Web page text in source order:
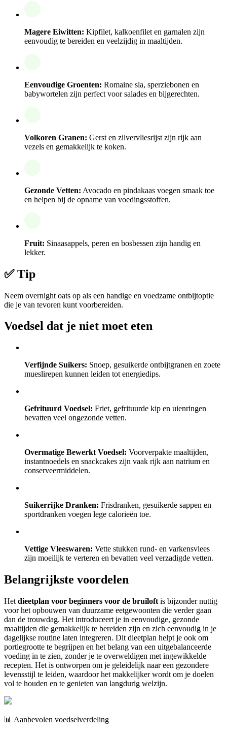
Magere Eiwitten: Kipfilet, kalkoenfilet en garnalen zijn
eenvoudig te bereiden en veelzijdig in maaltijden.
Eenvoudige Groenten: Romaine sla, sperziebonen en
babywortelen zijn perfect voor salades en bijgerechten.
Volkoren Granen: Gerst en zilvervliesrijst zijn rijk aan
vezels en gemakkelijk te koken.
Gezonde Vetten: Avocado en pindakaas voegen smaak toe
en helpen bij de opname van voedingsstoffen.
Fruit: Sinaasappels, peren en bosbessen zijn handig en
lekker.
✅ Tip
Neem overnight oats op als een handige en voedzame ontbijtoptie
die je van tevoren kunt voorbereiden.
Voedsel dat je niet moet eten
Verfijnde Suikers: Snoep, gesuikerde ontbijtgranen en zoete
mueslirepen kunnen leiden tot energiedips.
Gefrituurd Voedsel: Friet, gefrituurde kip en uienringen
bevatten veel ongezonde vetten.
Overmatige Bewerkt Voedsel: Voorverpakte maaltijden,
instantnoedels en snackcakes zijn vaak rijk aan natrium en
conserveermiddelen.
Suikerrijke Dranken: Frisdranken, gesuikerde sappen en
sportdranken voegen lege calorieën toe.
Vettige Vleeswaren: Vette stukken rund- en varkensvlees
zijn moeilijk te verteren en bevatten veel verzadigde vetten.
Belangrijkste voordelen
Het dieetplan voor beginners voor de bruiloft is bijzonder nuttig
voor het opbouwen van duurzame eetgewoonten die verder gaan
dan de trouwdag. Het introduceert je in eenvoudige, gezonde
maaltijden die gemakkelijk te bereiden zijn en zich eenvoudig in je
dagelijkse routine laten integreren. Dit dieetplan helpt je ook om
portiegrootte te begrijpen en het belang van een uitgebalanceerde
voeding in te zien, zonder je te overweldigen met ingewikkelde
recepten. Het is ontworpen om je geleidelijk naar een gezondere
levensstijl te leiden, waardoor het makkelijker wordt om je doelen
vol te houden en te genieten van langdurig welzijn.
📊 Aanbevolen voedselverdeling